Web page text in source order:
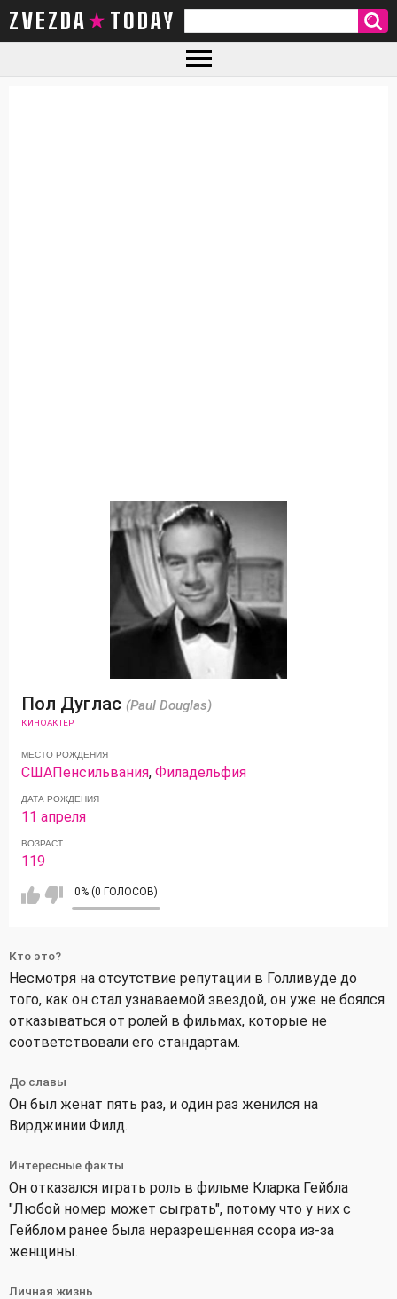
ZVEZDA TODAY
Пол Дуглас (Paul Douglas)
КИНОАКТЕР
МЕСТО РОЖДЕНИЯ
СШАПенсильвания,Филадельфия
ДАТА РОЖДЕНИЯ
11 апреля
ВОЗРАСТ
119
0% (0 ГОЛОСОВ)
Кто это?
Несмотря на отсутствие репутации в Голливуде до
того, как он стал узнаваемой звездой, он уже не боялся
отказываться от ролей в фильмах, которые не
соответствовали его стандартам.
До славы
Он был женат пять раз, и один раз женился на
Вирджинии Филд.
Интересные факты
Он отказался играть роль в фильме Кларка Гейбла
"Любой номер может сыграть", потому что у них с
Гейблом ранее была неразрешенная ссора из-за
женщины.
Личная жизнь